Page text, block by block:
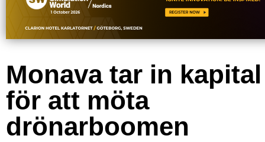
Monava tar in kapital
för att möta
drönarboomen